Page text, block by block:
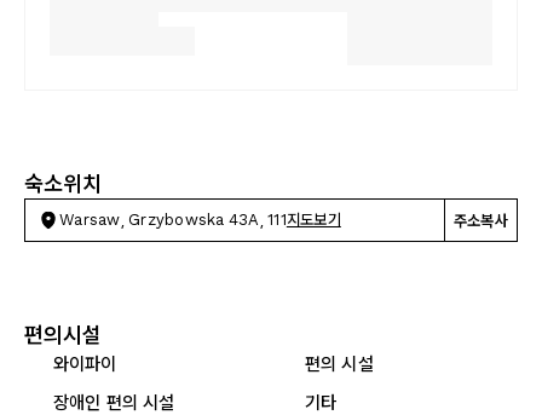
숙소위치
Warsaw, Grzybowska 43A, 111지도보기 주소복사
편의시설
와이파이
편의 시설
장애인 편의 시설
기타